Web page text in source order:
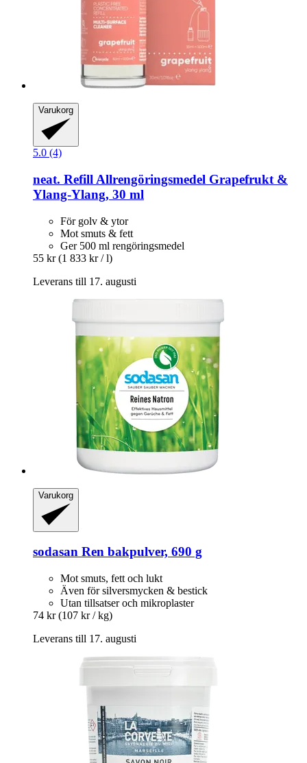
Varukorg
5.0 (4)
neat. Refill Allrengöringsmedel Grapefrukt &
Ylang-​Ylang, 30 ml
För golv & ytor
Mot smuts & fett
Ger 500 ml rengöringsmedel
55 kr (1 833 kr / l)
Leverans till 17. augusti
Varukorg
sodasan Ren bakpulver, 690 g
Mot smuts, fett och lukt
Även för silversmycken & bestick
Utan tillsatser och mikroplaster
74 kr (107 kr / kg)
Leverans till 17. augusti